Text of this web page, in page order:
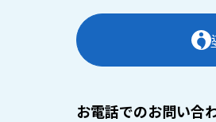
お電話でのお問い合